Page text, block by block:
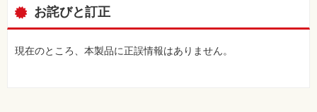
お詫びと訂正
現在のところ、本製品に正誤情報はありません。